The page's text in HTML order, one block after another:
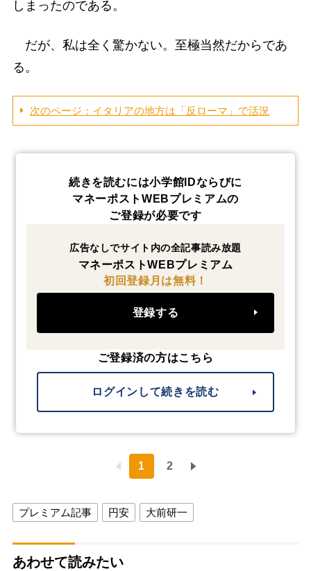
しまったのである。
だが、私は全く驚かない。至極当然だからであ
る。
次のページ：イタリアの地方は「反ローマ」で活況
続きを読むには小学館IDならびに
マネーポストWEBプレミアムの
ご登録が必要です
広告なしでサイト内の全記事読み放題
マネーポストWEBプレミアム
初回登録月は無料！
登録する
ご登録済の方はこちら
ログインして続きを読む
1 2
プレミアム記事 円安 大前研一
あわせて読みたい